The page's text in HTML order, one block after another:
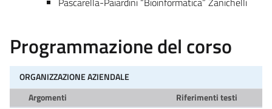
Programmazione del corso
ORGANIZZAZIONE AZIENDALE
Argomenti
Riferimenti testi